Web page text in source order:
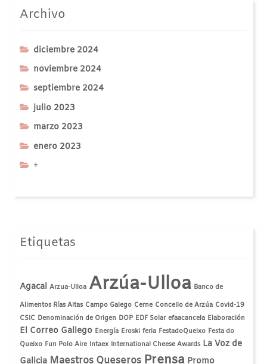
Archivo
diciembre 2024
noviembre 2024
septiembre 2024
julio 2023
marzo 2023
enero 2023
+
Etiquetas
Agacal Arzua-Ulloa Arzúa-Ulloa Banco de
Alimentos Rías Altas Campo Galego Cerne Concello de Arzúa Covid-19
CSIC Denominación de Origen DOP EDF Solar efaacancela Elaboración
El Correo Gallego Energía Eroski feria FestadoQueixo Festa do
Queixo Fun Polo Aire Intaex International Cheese Awards La Voz de
Galicia Maestros Queseros Prensa Promo